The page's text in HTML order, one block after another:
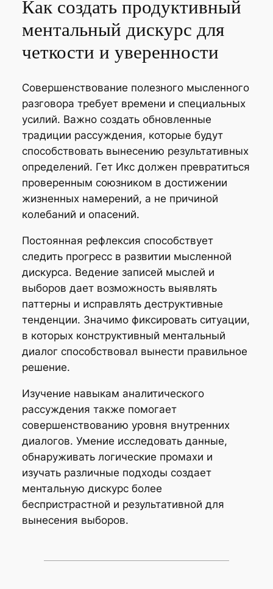
Как создать продуктивный
ментальный дискурс для
четкости и уверенности
Совершенствование полезного мысленного
разговора требует времени и специальных
усилий. Важно создать обновленные
традиции рассуждения, которые будут
способствовать вынесению результативных
определений. Гет Икс должен превратиться
проверенным союзником в достижении
жизненных намерений, а не причиной
колебаний и опасений.
Постоянная рефлексия способствует
следить прогресс в развитии мысленной
дискурса. Ведение записей мыслей и
выборов дает возможность выявлять
паттерны и исправлять деструктивные
тенденции. Значимо фиксировать ситуации,
в которых конструктивный ментальный
диалог способствовал вынести правильное
решение.
Изучение навыкам аналитического
рассуждения также помогает
совершенствованию уровня внутренних
диалогов. Умение исследовать данные,
обнаруживать логические промахи и
изучать различные подходы создает
ментальную дискурс более
беспристрастной и результативной для
вынесения выборов.